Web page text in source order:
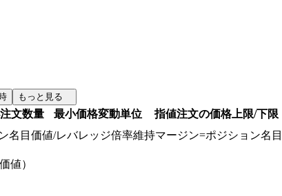
もっと見る
文数量 最小価格変動単位 指値注文の価格上限/下限
名目価値/レバレッジ倍率維持マージン=ポジション名
値）